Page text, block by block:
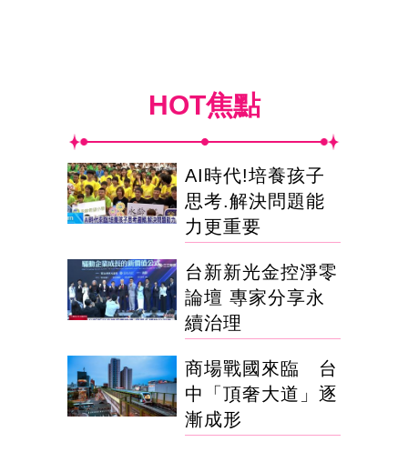
HOT焦點
AI時代!培養孩子
思考.解決問題能
力更重要
台新新光金控淨零
論壇 專家分享永
續治理
商場戰國來臨 台
中「頂奢大道」逐
漸成形